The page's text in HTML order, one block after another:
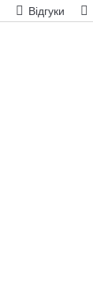
Відгуки